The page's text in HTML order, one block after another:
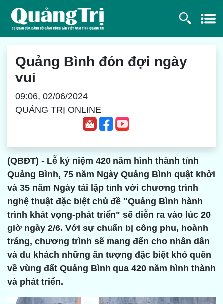
Quảng Bình đón đợi ngày
vui
09:06, 02/06/2024
QUẢNG TRỊ ONLINE
(QBĐT) - Lễ kỷ niệm 420 năm hình thành tỉnh
Quảng Bình, 75 năm Ngày Quảng Bình quật khởi
và 35 năm Ngày tái lập tỉnh với chương trình
nghệ thuật đặc biệt chủ đề "Quảng Bình hành
trình khát vọng-phát triển" sẽ diễn ra vào lúc 20
giờ ngày 2/6. Với sự chuẩn bị công phu, hoành
tráng, chương trình sẽ mang đến cho nhân dân
và du khách những ấn tượng đặc biệt khó quên
về vùng đất Quảng Bình qua 420 năm hình thành
và phát triển.